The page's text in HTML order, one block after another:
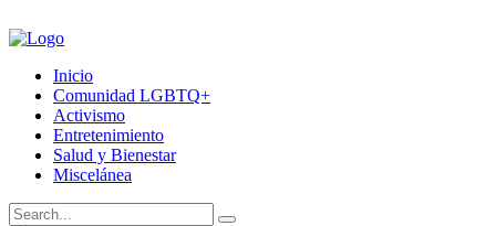
Inicio
Comunidad LGBTQ+
Activismo
Entretenimiento
Salud y Bienestar
Miscelánea